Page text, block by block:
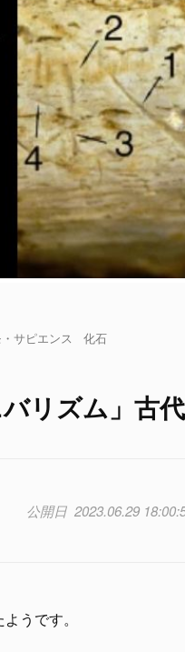
サピエンス 化石
バリズム」古
2023.06.29
うです。